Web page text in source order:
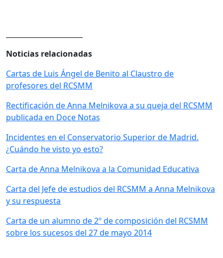
Noticias relacionadas
Cartas de Luis Ángel de Benito al Claustro de
profesores del RCSMM
Rectificación de Anna Melnikova a su queja del RCSMM
publicada en Doce Notas
Incidentes en el Conservatorio Superior de Madrid.
¿Cuándo he visto yo esto?
Carta de Anna Melnikova a la Comunidad Educativa
Carta del Jefe de estudios del RCSMM a Anna Melnikova
y su respuesta
Carta de un alumno de 2º de composición del RCSMM
sobre los sucesos del 27 de mayo 2014